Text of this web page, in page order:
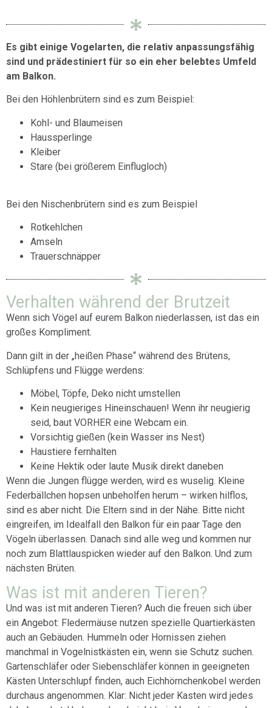
Es gibt einige Vogelarten, die relativ anpassungsfähig
sind und prädestiniert für so ein eher belebtes Umfeld
am Balkon.
Bei den Höhlenbrütern sind es zum Beispiel:
Kohl- und Blaumeisen
Haussperlinge
Kleiber
Stare (bei größerem Einflugloch)
Bei den Nischenbrütern sind es zum Beispiel
Rotkehlchen
Amseln
Trauerschnäpper
Verhalten während der Brutzeit
Wenn sich Vögel auf eurem Balkon niederlassen, ist das ein
großes Kompliment.
Dann gilt in der „heißen Phase“ während des Brütens,
Schlüpfens und Flügge werdens:
Möbel, Töpfe, Deko nicht umstellen
Kein neugieriges Hineinschauen! Wenn ihr neugierig
seid, baut VORHER eine Webcam ein.
Vorsichtig gießen (kein Wasser ins Nest)
Haustiere fernhalten
Keine Hektik oder laute Musik direkt daneben
Wenn die Jungen flügge werden, wird es wuselig. Kleine
Federbällchen hopsen unbeholfen herum – wirken hilflos,
sind es aber nicht. Die Eltern sind in der Nähe. Bitte nicht
eingreifen, im Idealfall den Balkon für ein paar Tage den
Vögeln überlassen. Danach sind alle weg und kommen nur
noch zum Blattlauspicken wieder auf den Balkon. Und zum
nächsten Brüten.
Was ist mit anderen Tieren?
Und was ist mit anderen Tieren? Auch die freuen sich über
ein Angebot: Fledermäuse nutzen spezielle Quartierkästen
auch an Gebäuden. Hummeln oder Hornissen ziehen
manchmal in Vogelnistkästen ein, wenn sie Schutz suchen.
Gartenschläfer oder Siebenschläfer können in geeigneten
Kästen Unterschlupf finden, auch Eichhörnchenkobel werden
durchaus angenommen. Klar: Nicht jeder Kasten wird jedes